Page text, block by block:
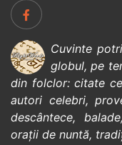
Cuvinte
globul, pe
din folclor:citate
autori celebri,
descântece, balade
orații de nuntă,